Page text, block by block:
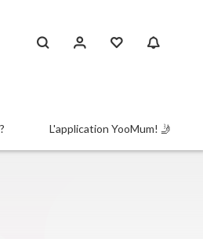
L'application YooMum! 🤳